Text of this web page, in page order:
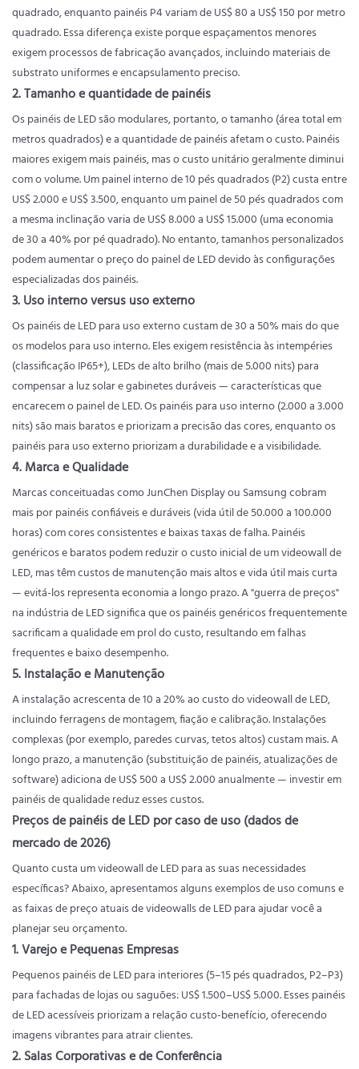
quadrado, enquanto painéis P4 variam de US$ 80 a US$ 150 por metro
quadrado. Essa diferença existe porque espaçamentos menores
exigem processos de fabricação avançados, incluindo materiais de
substrato uniformes e encapsulamento preciso.
2. Tamanho e quantidade de painéis
Os painéis de LED são modulares, portanto, o tamanho (área total em
metros quadrados) e a quantidade de painéis afetam o custo. Painéis
maiores exigem mais painéis, mas o custo unitário geralmente diminui
com o volume. Um painel interno de 10 pés quadrados (P2) custa entre
US$ 2.000 e US$ 3.500, enquanto um painel de 50 pés quadrados com
a mesma inclinação varia de US$ 8.000 a US$ 15.000 (uma economia
de 30 a 40% por pé quadrado). No entanto, tamanhos personalizados
podem aumentar o preço do painel de LED devido às configurações
especializadas dos painéis.
3. Uso interno versus uso externo
Os painéis de LED para uso externo custam de 30 a 50% mais do que
os modelos para uso interno. Eles exigem resistência às intempéries
(classificação IP65+), LEDs de alto brilho (mais de 5.000 nits) para
compensar a luz solar e gabinetes duráveis ​​— características que
encarecem o painel de LED. Os painéis para uso interno (2.000 a 3.000
nits) são mais baratos e priorizam a precisão das cores, enquanto os
painéis para uso externo priorizam a durabilidade e a visibilidade.
4. Marca e Qualidade
Marcas conceituadas como JunChen Display ou Samsung cobram
mais por painéis confiáveis ​​e duráveis ​​(vida útil de 50.000 a 100.000
horas) com cores consistentes e baixas taxas de falha. Painéis
genéricos e baratos podem reduzir o custo inicial de um videowall de
LED, mas têm custos de manutenção mais altos e vida útil mais curta
— evitá-los representa economia a longo prazo. A "guerra de preços"
na indústria de LED significa que os painéis genéricos frequentemente
sacrificam a qualidade em prol do custo, resultando em falhas
frequentes e baixo desempenho.
5. Instalação e Manutenção
A instalação acrescenta de 10 a 20% ao custo do videowall de LED,
incluindo ferragens de montagem, fiação e calibração. Instalações
complexas (por exemplo, paredes curvas, tetos altos) custam mais. A
longo prazo, a manutenção (substituição de painéis, atualizações de
software) adiciona de US$ 500 a US$ 2.000 anualmente — investir em
painéis de qualidade reduz esses custos.
Preços de painéis de LED por caso de uso (dados de
mercado de 2026)
Quanto custa um videowall de LED para as suas necessidades
específicas? Abaixo, apresentamos alguns exemplos de uso comuns e
as faixas de preço atuais de videowalls de LED para ajudar você a
planejar seu orçamento.
1. Varejo e Pequenas Empresas
Pequenos painéis de LED para interiores (5–15 pés quadrados, P2–P3)
para fachadas de lojas ou saguões: US$ 1.500–US$ 5.000. Esses painéis
de LED acessíveis priorizam a relação custo-benefício, oferecendo
imagens vibrantes para atrair clientes.
2. Salas Corporativas e de Conferência